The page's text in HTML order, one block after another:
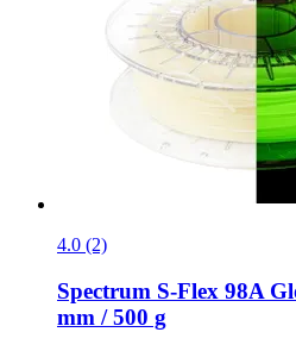
4.0 (2)
Spectrum S-​Flex 98A
mm / 500 g